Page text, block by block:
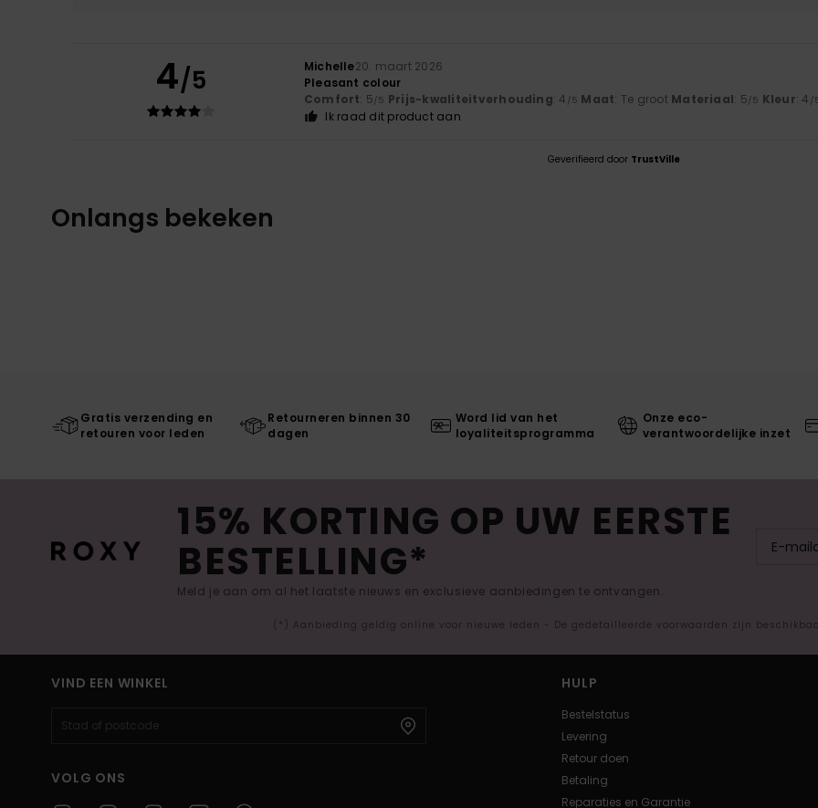
4/5 Michelle20. maart 2026
Pleasant colour
Comfort: 5/5 Prijs-kwaliteitverhouding: 4 /5 Maat: Te groot Materiaal: 5/5 Kleur: 4 /
Ik raad dit product aan
Geverifieerd door TrustVille
Onlangs bekeken
Gratis verzending en
retouren voor leden
Retourneren binnen 30
dagen
Word lid van het
loyaliteitsprogramma
Onze eco-
verantwoordelijke inzet
15% KORTING OP UW EERSTE
BESTELLING*
Meld je aan om al het laatste nieuws en exclusieve aanbiedingen te ontvangen.
(*) Aanbieding geldig online voor nieuwe leden - De gedetailleerde voorwaarden zijn
VIND EEN WINKEL
VOLG ONS
HULP
Bestelstatus
Levering
Retour doen
Betaling
Reparaties en Garantie